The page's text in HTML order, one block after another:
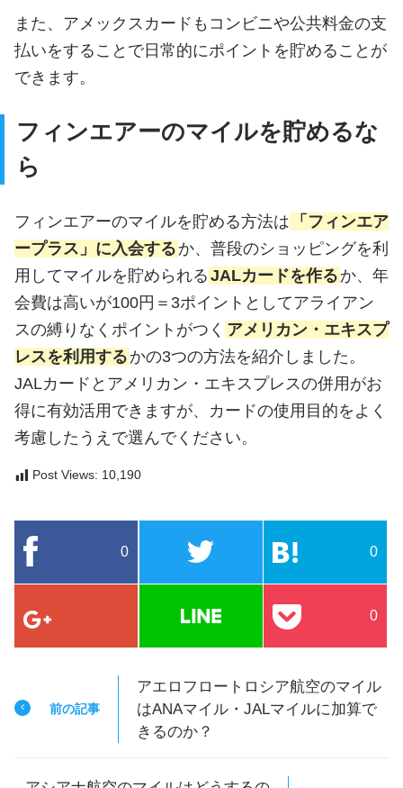
また、アメックスカードもコンビニや公共料金の支
払いをすることで日常的にポイントを貯めることが
できます。
フィンエアーのマイルを貯めるな
ら
フィンエアーのマイルを貯める方法は
「フィンエア
ープラス」に入会する か、普段のショッピングを利
用してマイルを貯められる JALカードを作る か、年
会費は高いが100円＝3ポイントとしてアライアン
スの縛りなくポイントがつく アメリカン・エキスプ
レスを利用する かの3つの方法を紹介しました。
JALカードとアメリカン・エキスプレスの併用がお
得に有効活用できますが、カードの使用目的をよく
考慮したうえで選んでください。
Post Views: 10,190
0 0
0
前の記事
アエロフロートロシア航空のマイル
はANAマイル・JALマイルに加算で
きるのか？